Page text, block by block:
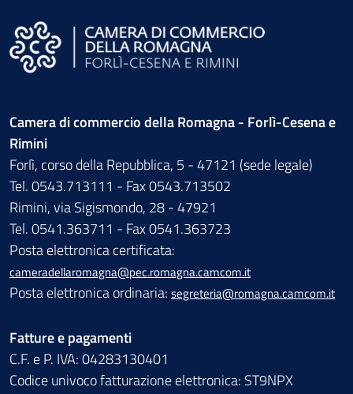
Camera di commercio della Romagna - Forlì-Cesena e
Rimini
Forlì, corso della Repubblica, 5 - 47121 (sede legale)
Tel. 0543.713111 - Fax 0543.713502
Rimini, via Sigismondo, 28 - 47921
Tel. 0541.363711 - Fax 0541.363723
Posta elettronica certificata:
cameradellaromagna@pec.romagna.camcom.it
Posta elettronica ordinaria: segreteria@romagna.camcom.it
Fatture e pagamenti
C.F. e P. IVA: 04283130401
Codice univoco fatturazione elettronica: ST9NPX